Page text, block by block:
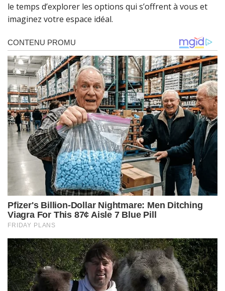
le temps d’explorer les options qui s’offrent à vous et
imaginez votre espace idéal.